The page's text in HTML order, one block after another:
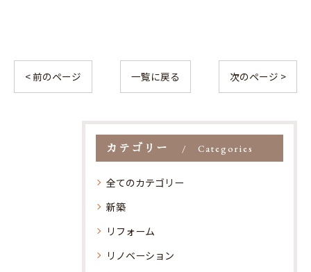
< 前のページ 一覧に戻る 次のページ >
カテゴリー Categories
全てのカテゴリー
新築
リフォーム
リノベーション